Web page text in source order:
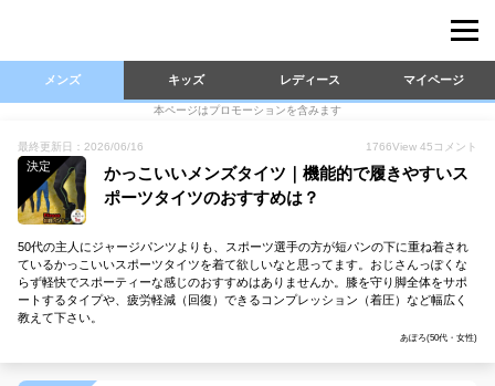
メンズ キッズ レディース マイページ
本ページはプロモーションを含みます
最終更新日：2026/06/16 1766View 45 コメント
決定
かっこいいメンズタイツ｜機能的で履きやすいス
ポーツタイツのおすすめは？
50代の主人にジャージパンツよりも、スポーツ選手の方が短パンの下に重ね着され
ているかっこいいスポーツタイツを着て欲しいなと思ってます。おじさんっぽくな
らず軽快でスポーティーな感じのおすすめはありませんか。膝を守り脚全体をサポ
ートするタイプや、疲労軽減（回復）できるコンプレッション（着圧）など幅広く
教えて下さい。
あぽろ(50代・女性)